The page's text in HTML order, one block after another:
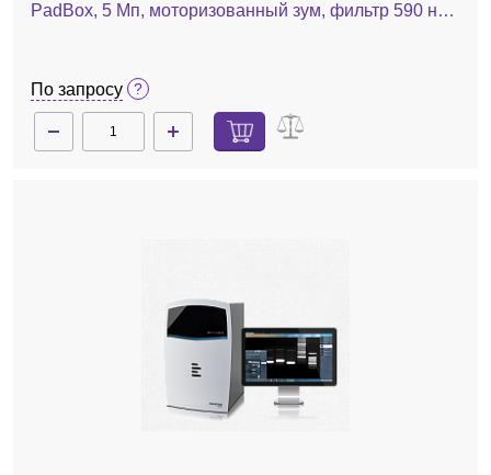
PadBox, 5 Мп, моторизованный зум, фильтр 590 нм,
По запросу